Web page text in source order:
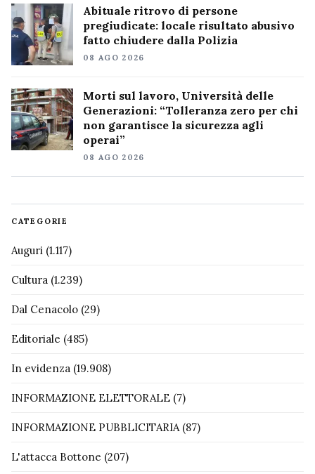
Abituale ritrovo di persone
pregiudicate: locale risultato abusivo
fatto chiudere dalla Polizia
08 AGO 2026
Morti sul lavoro, Università delle
Generazioni: “Tolleranza zero per chi
non garantisce la sicurezza agli
operai”
08 AGO 2026
CATEGORIE
Auguri (1.117)
Cultura (1.239)
Dal Cenacolo (29)
Editoriale (485)
In evidenza (19.908)
INFORMAZIONE ELETTORALE (7)
INFORMAZIONE PUBBLICITARIA(87)
L'attacca Bottone (207)